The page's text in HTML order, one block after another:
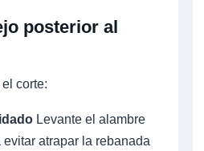
posterior al
corte:
Levante el alambre
evitar atrapar la rebanada